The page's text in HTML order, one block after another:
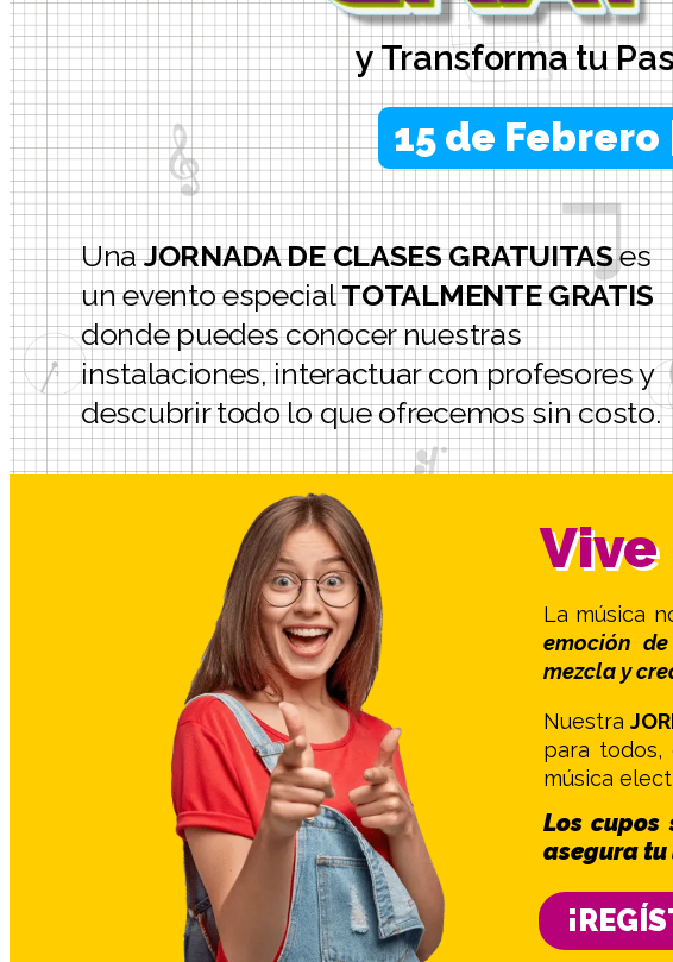
y Transforma tu
15 de Febrero
UnaJORNADA DE CLASES GRATUITASes
un evento especialTOTALMENTE GRATIS
donde puedes conocer nuestras
instalaciones, interactuar con profesores y
descubrir todo lo que ofrecemos sin costo.
La música
emoción
mezcla y
Nuestra
para todos,
música
Los
asegura